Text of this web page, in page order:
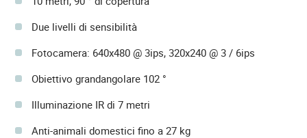
Due livelli di sensibilità
Fotocamera: 640x480 @ 3ips, 320x240 @ 3 / 6ips
Obiettivo grandangolare 102 °
Illuminazione IR di 7 metri
Anti-animali domestici fino a 27 kg